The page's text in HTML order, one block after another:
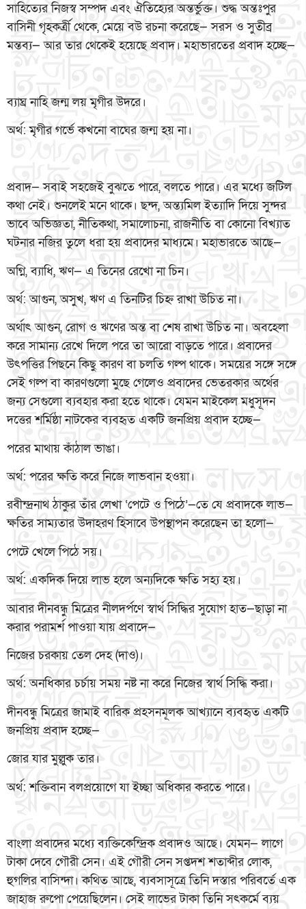
সাহিত্যের নিজস্ব সম্পদ এবং ঐতিহ্যের অন্তর্ভুক্ত। শুদ্ধ অন্তঃপুর
বাসিনী গৃহকর্ত্রী থেকে, মেয়ে বউ রচনা করেছে— সরস ও সুতীব্র
মন্তব্য— আর তার থেকেই হয়েছে প্রবাদ। মহাভারতের প্রবাদ হচ্ছে—
ব্যাঘ্র নাহি জন্ম লয় মৃগীর উদরে।
অর্থ: মৃগীর গর্ভে কখনো বাঘের জন্ম হয় না।
প্রবাদ— সবাই সহজেই বুঝতে পারে, বলতে পারে। এর মধ্যে জটিল
কথা নেই। শুনলেই মনে থাকে। ছন্দ, অন্ত্যমিল ইত্যাদি দিয়ে সুন্দর
ভাবে অভিজ্ঞতা, নীতিকথা, সমালোচনা, রাজনীতি বা কোনো বিখ্যাত
ঘটনার নজির তুলে ধরা হয় প্রবাদের মাধ্যমে। মহাভারতে আছে—
অগ্নি, ব্যাধি, ঋণ— এ তিনের রেখো না চিন।
অর্থ: আগুন, অসুখ, ঋণ এ তিনটির চিহ্ন রাখা উচিত না।
অর্থাৎ আগুন, রোগ ও ঋণের অন্ত বা শেষ রাখা উচিত না। অবহেলা
করে সামান্য রেখে দিলে পরে তা আরো বাড়তে পারে। প্রবাদের
উৎপত্তির পিছনে কিছু কারণ বা চলতি গল্প থাকে। সময়ের সঙ্গে সঙ্গে
সেই গল্প বা কারণগুলো মুছে গেলেও প্রবাদের ভেতরকার অর্থের
জন্য সেগুলো ব্যবহার করা হতে থাকে। যেমন মাইকেল মধুসূদন
দত্তের শর্মিষ্ঠা নাটকের ব্যবহৃত একটি জনপ্রিয় প্রবাদ হচ্ছে—
পরের মাথায় কাঁঠাল ভাঙা।
অর্থ: পরের ক্ষতি করে নিজে লাভবান হওয়া।
রবীন্দ্রনাথ ঠাকুর তাঁর লেখা ‘পেটে ও পিঠে’—তে যে প্রবাদকে লাভ—
ক্ষতির সাম্যতার উদাহরণ হিসাবে উপস্থাপন করেছেন তা হলো—
পেটে খেলে পিঠে সয়।
অর্থ: একদিক দিয়ে লাভ হলে অন্যদিকে ক্ষতি সহ্য হয়।
আবার দীনবন্ধু মিত্রের নীলদর্পণে স্বার্থ সিদ্ধির সুযোগ হাত—ছাড়া না
করার পরামর্শ পাওয়া যায় প্রবাদে—
নিজের চরকায় তেল দেহ (দাও)।
অর্থ: অনধিকার চর্চায় সময় নষ্ট না করে নিজের স্বার্থ সিদ্ধি করা।
দীনবন্ধু মিত্রের জামাই বারিক প্রহসনমূলক আখ্যানে ব্যবহৃত একটি
জনপ্রিয় প্রবাদ হচ্ছে—
জোর যার মুল্লুক তার।
অর্থ: শক্তিবান বলপ্রয়োগে যা ইচ্ছা অধিকার করতে পারে।
বাংলা প্রবাদের মধ্যে ব্যক্তিকেন্দ্রিক প্রবাদও আছে। যেমন— লাগে
টাকা দেবে গৌরী সেন। এই গৌরী সেন সপ্তদশ শতাব্দীর লোক,
হুগলির বাসিন্দা। কথিত আছে, ব্যবসাসূত্রে তিনি দস্তার পরিবর্তে এক
জাহাজ রুপো পেয়েছিলেন। সেই লাভের টাকা তিনি সৎকর্মে ব্যয়